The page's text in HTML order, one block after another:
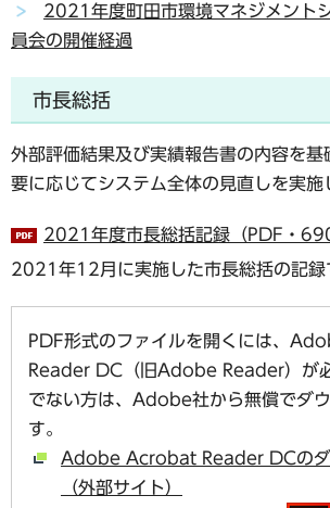
2021年度町田市環境マネジメント
員会の開催経過
市長総括
外部評価結果及び実績報告書の内容を基
要に応じてシステム全体の見直しを実施
2021年度市長総括記録（PDF・
2021年12月に実施した市長総括の記録
PDF形式のファイルを開くには、
Reader DC（旧Adobe Reader）が
でない方は、Adobe社から無償でダ
す。
Adobe Acrobat Reader DCのダ
（外部サイト）